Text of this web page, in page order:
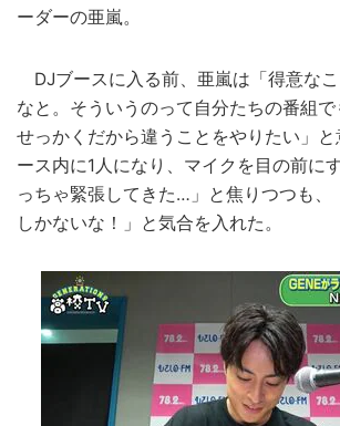
ーダーの亜嵐。
DJブースに入る前、亜嵐は「得意な
なと。そういうのって自分たちの番組で
せっかくだから違うことをやりたい」
ース内に1人になり、マイクを目の前に
っちゃ緊張してきた…」と焦りつつも、
しかないな！」と気合を入れた。